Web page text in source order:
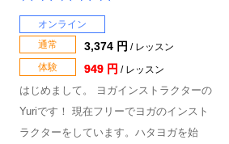
オンライン
通常
3,374 円 / レッスン
体験
949 円 / レッスン
はじめまして。 ヨガインストラクターの
Yuriです！ 現在フリーでヨガのインスト
ラクターをしています。ハタヨガを始